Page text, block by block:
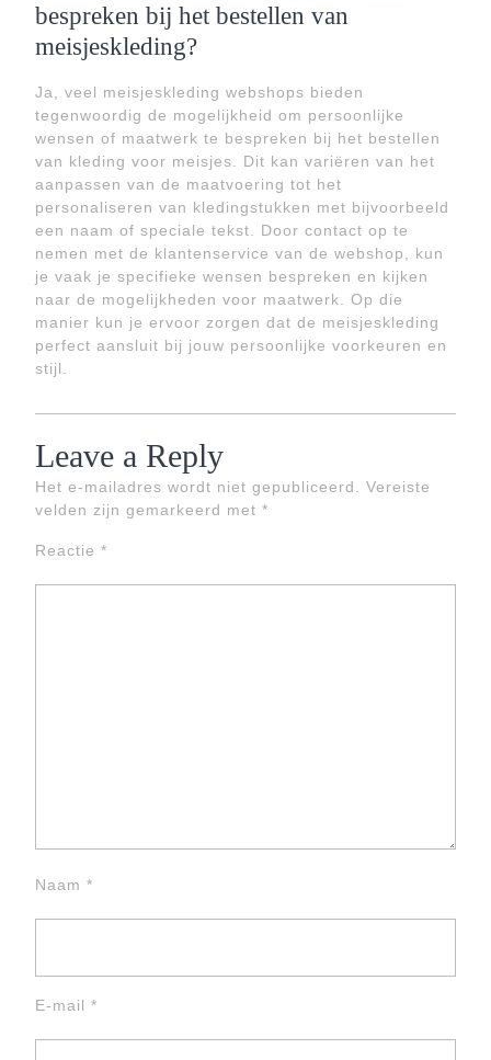
bespreken bij het bestellen van
meisjeskleding?
Ja, veel meisjeskleding webshops bieden
tegenwoordig de mogelijkheid om persoonlijke
wensen of maatwerk te bespreken bij het bestellen
van kleding voor meisjes. Dit kan variëren van het
aanpassen van de maatvoering tot het
personaliseren van kledingstukken met bijvoorbeeld
een naam of speciale tekst. Door contact op te
nemen met de klantenservice van de webshop, kun
je vaak je specifieke wensen bespreken en kijken
naar de mogelijkheden voor maatwerk. Op die
manier kun je ervoor zorgen dat de meisjeskleding
perfect aansluit bij jouw persoonlijke voorkeuren en
stijl.
Leave a Reply
Het e-mailadres wordt niet gepubliceerd.
Vereiste
velden zijn gemarkeerd met *
Reactie *
Naam *
E-mail *